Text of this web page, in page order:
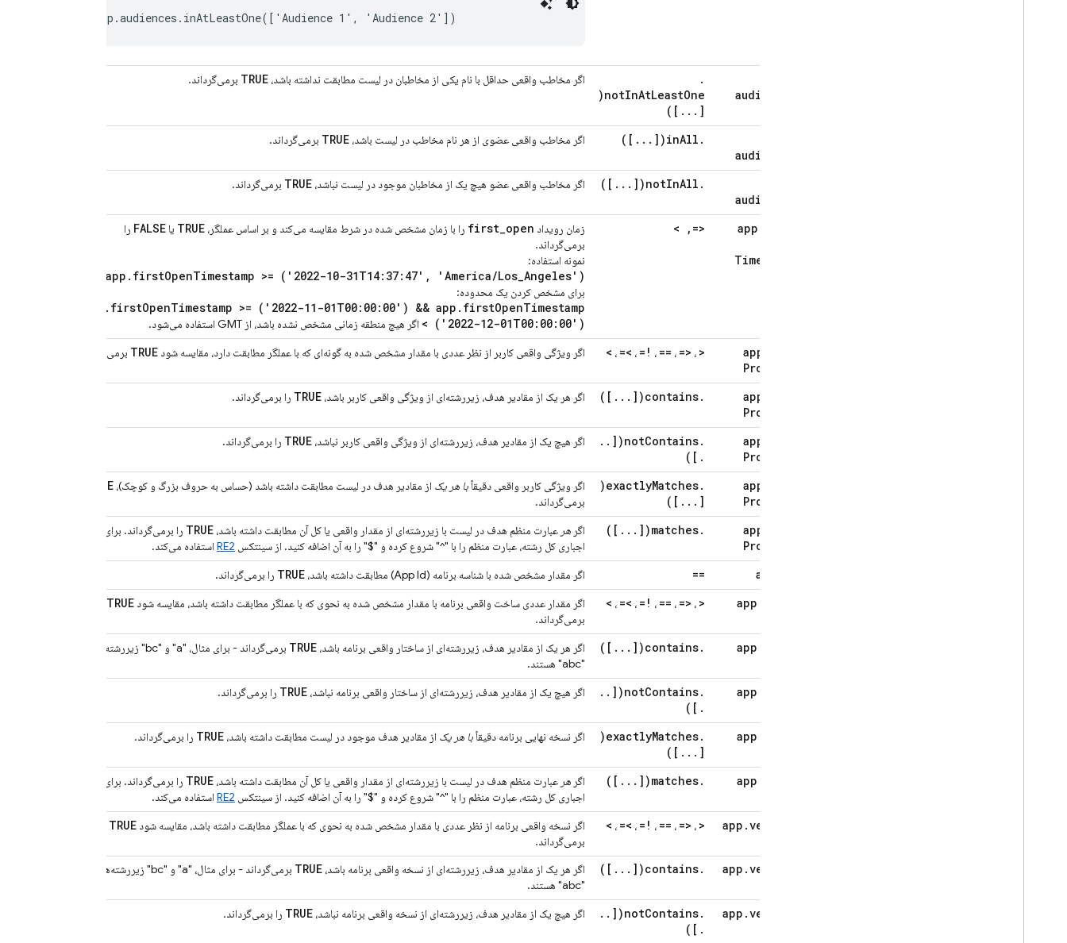
audiences
.
notInAtLeastOne(
[
.
.
.
])
اگر مخاطب واقعی حداقل با نام یکی از مخاطبان در لیست مطابقت نداشته باشد، TRUE برمی‌گرداند.
audiences
.
inAll(
[
.
.
.
]) اگر مخاطب واقعی عضوی از هر نام مخاطب در لیست باشد، TRUE برمی‌گرداند.
audiences
.
notInAll(
[
.
.
.
]) اگر مخاطب واقعی عضو هیچ یک از مخاطبان موجود در لیست نباشد، TRUE برمی‌گرداند.
app
Timestamp
<=
,
> زمان رویداد first_open را با زمان مشخص شده در شرط مقایسه می‌کند و بر اساس عملگر، TRUE یا FALSE را
برمی‌گرداند.
نمونه استفاده:
app.firstOpenTimestamp >= ('2022-10-31T14:37:47', 'America/Los_Angeles')
برای مشخص کردن یک محدوده:
app.firstOpenTimestamp >= ('2022-11-01T00:00:00') && app.firstOpenTimestamp
< ('2022-12-01T00:00:00') اگر هیچ منطقه زمانی مشخص نشده باشد، از GMT استفاده می‌شود.
app
Property
< ، <= ، == ، != ، >= ، > اگر ویژگی واقعی کاربر از نظر عددی با مقدار مشخص شده به گونه‌ای که با عملگر مطابقت دارد، مقایسه شود TRUE برمی‌گرداند.
app
Property
.
contains(
[
.
.
.
]) اگر هر یک از مقادیر هدف، زیررشته‌ای از ویژگی واقعی کاربر باشد، TRUE را برمی‌گرداند.
app
Property
.
notContains(
[
.
.
.
])
اگر هیچ یک از مقادیر هدف، زیررشته‌ای از ویژگی واقعی کاربر نباشد، TRUE را برمی‌گرداند.
app
Property
.
exactlyMatches(
[
.
.
.
])
اگر ویژگی کاربر واقعی دقیقاًبا هر یک از مقادیر هدف در لیست مطابقت داشته باشد (حساس به حروف بزرگ و کوچک)، TRUE
برمی‌گرداند.
app
Property
.
matches(
[
.
.
.
]) اگر هر عبارت منظم هدف در لیست با زیررشته‌ای از مقدار واقعی یا کل آن مطابقت داشته باشد، TRUE را برمی‌گرداند. برای تطبیق
اجباری کل رشته، عبارت منظم را با "^" شروع کرده و "$" را به آن اضافه کنید. از سینتکس RE2 استفاده می‌کند.
app
== اگر مقدار مشخص شده با شناسه برنامه (App Id) مطابقت داشته باشد، TRUE را برمی‌گرداند.
app
< ، <= ، == ، != ، >= ، > اگر مقدار عددی ساخت واقعی برنامه با مقدار مشخص شده به نحوی که با عملگر مطابقت داشته باشد، مقایسه شود TRUE
برمی‌گرداند.
app
.
contains(
[
.
.
.
]) اگر هر یک از مقادیر هدف، زیررشته‌ای از ساختار واقعی برنامه باشد، TRUE
برمی‌گرداند - برای مثال، "a" و "bc" زیررشته‌هایی از
"abc" هستند.
app
.
notContains(
[
.
.
.
])
اگر هیچ یک از مقادیر هدف، زیررشته‌ای از ساختار واقعی برنامه نباشد، TRUE را برمی‌گرداند.
app
.
exactlyMatches(
[
.
.
.
])
اگر نسخه نهایی برنامه دقیقاًبا هر یک از مقادیر هدف موجود در لیست مطابقت داشته باشد، TRUE را برمی‌گرداند.
app
.
matches(
[
.
.
.
]) اگر هر عبارت منظم هدف در لیست با زیررشته‌ای از مقدار واقعی یا کل آن مطابقت داشته باشد، TRUE را برمی‌گرداند. برای تطبیق
اجباری کل رشته، عبارت منظم را با "^" شروع کرده و "$" را به آن اضافه کنید. از سینتکس RE2 استفاده می‌کند.
app .version
< ، <= ، == ، != ، >= ، > اگر نسخه واقعی برنامه از نظر عددی با مقدار مشخص شده به نحوی که با عملگر مطابقت داشته باشد، مقایسه شود TRUE
برمی‌گرداند.
app .version
.
contains(
[
.
.
.
]) اگر هر یک از مقادیر هدف، زیررشته‌ای از نسخه واقعی برنامه باشد، TRUE
برمی‌گرداند - برای مثال، "a" و "bc" زیررشته‌هایی از
"abc" هستند.
app .version
.
notContains(
[
.
.
.
])
اگر هیچ یک از مقادیر هدف، زیررشته‌ای از نسخه واقعی برنامه نباشد، TRUE را برمی‌گرداند.